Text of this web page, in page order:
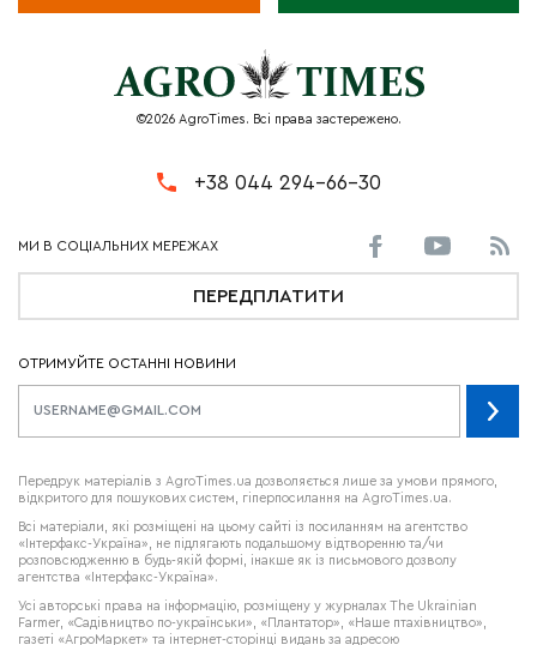
©2026 AgroTimes. Всі права застережено.
+38 044 294-66-30
ПЕРЕДПЛАТИТИ
ОТРИМУЙТЕ ОСТАННІ НОВИНИ
Передрук матеріалів з AgroTimes.ua дозволяється лише за умови прямого,
відкритого для пошукових систем, гіперпосилання на AgroTimes.ua.
Всі матеріали, які розміщені на цьому сайті із посиланням на агентство
«Інтерфакс-Україна», не підлягають подальшому відтворенню та/чи
розповсюдженню в будь-якій формі, інакше як із письмового дозволу
агентства «Інтерфакс-Україна».
Усі авторські права на інформацію, розміщену у журналах The Ukrainian
Farmer , «Садівництво по-українськи», «Плантатор», «Наше птахівництво»,
газеті «АгроМаркет» та інтернет-сторінці видань за адресою